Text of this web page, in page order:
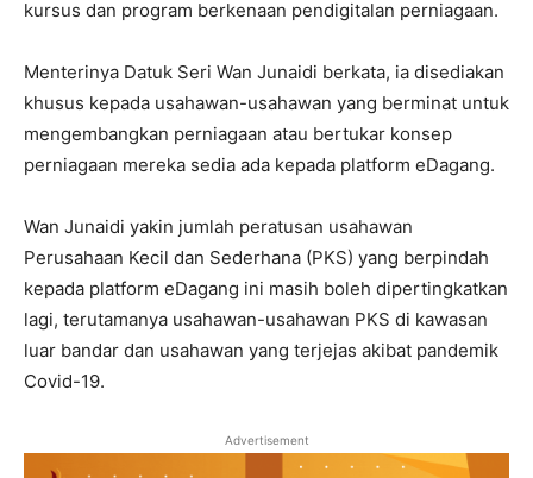
kursus dan program berkenaan pendigitalan perniagaan.
Menterinya Datuk Seri Wan Junaidi berkata, ia disediakan
khusus kepada usahawan-usahawan yang berminat untuk
mengembangkan perniagaan atau bertukar konsep
perniagaan mereka sedia ada kepada platform eDagang.
Wan Junaidi yakin jumlah peratusan usahawan
Perusahaan Kecil dan Sederhana (PKS) yang berpindah
kepada platform eDagang ini masih boleh dipertingkatkan
lagi, terutamanya usahawan-usahawan PKS di kawasan
luar bandar dan usahawan yang terjejas akibat pandemik
Covid-19.
Advertisement